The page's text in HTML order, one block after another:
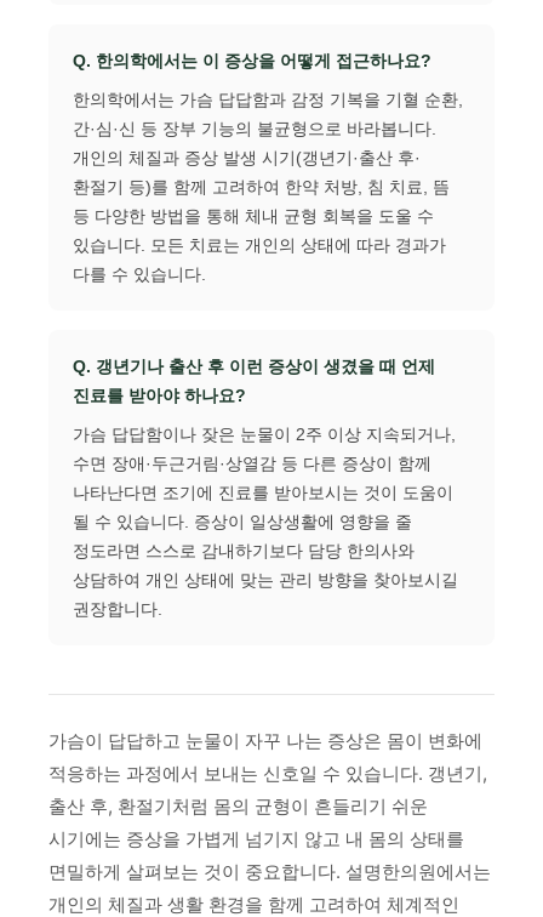
Q. 한의학에서는 이 증상을 어떻게 접근하나요?
한의학에서는 가슴 답답함과 감정 기복을 기혈 순환,
간·심·신 등 장부 기능의 불균형으로 바라봅니다.
개인의 체질과 증상 발생 시기(갱년기·출산 후·
환절기 등)를 함께 고려하여 한약 처방, 침 치료, 뜸
등 다양한 방법을 통해 체내 균형 회복을 도울 수
있습니다. 모든 치료는 개인의 상태에 따라 경과가
다를 수 있습니다.
Q. 갱년기나 출산 후 이런 증상이 생겼을 때 언제
진료를 받아야 하나요?
가슴 답답함이나 잦은 눈물이 2주 이상 지속되거나,
수면 장애·두근거림·상열감 등 다른 증상이 함께
나타난다면 조기에 진료를 받아보시는 것이 도움이
될 수 있습니다. 증상이 일상생활에 영향을 줄
정도라면 스스로 감내하기보다 담당 한의사와
상담하여 개인 상태에 맞는 관리 방향을 찾아보시길
권장합니다.
가슴이 답답하고 눈물이 자꾸 나는 증상은 몸이 변화에
적응하는 과정에서 보내는 신호일 수 있습니다. 갱년기,
출산 후, 환절기처럼 몸의 균형이 흔들리기 쉬운
시기에는 증상을 가볍게 넘기지 않고 내 몸의 상태를
면밀하게 살펴보는 것이 중요합니다. 설명한의원에서는
개인의 체질과 생활 환경을 함께 고려하여 체계적인